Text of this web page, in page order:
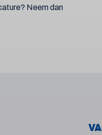
Neem dan